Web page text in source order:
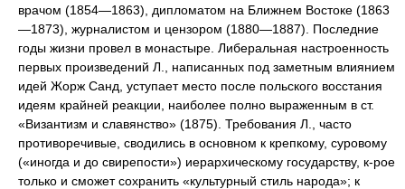
врачом (1854—1863), дипломатом на Ближнем Востоке (1863
—1873), журналистом и цензором (1880—1887). Последние
годы жизни провел в монастыре. Либеральная настроенность
первых произведений Л., написанных под заметным влиянием
идей Жорж Санд, уступает место после польского восстания
идеям крайней реакции, наиболее полно выраженным в ст.
«Византизм и славянство» (1875). Требования Л., часто
противоречивые, сводились в основном к крепкому, суровому
(«иногда и до свирепости») иерархическому государству, к-рое
только и сможет сохранить «культурный стиль народа»; к